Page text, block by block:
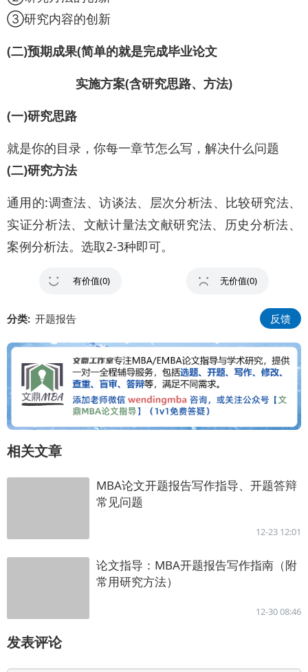
③研究内容的创新
(二)预期成果(简单的就是完成毕业论文
实施方案(含研究思路、方法)
(一)研究思路
就是你的目录，你每一章节怎么写，解决什么问题
(二)研究方法
通用的:调查法、访谈法、层次分析法、比较研究法、
实证分析法、文献计量法文献研究法、历史分析法、
案例分析法。选取2-3种即可。
有价值(0) 无价值(0)
分类: 开题报告 反馈
相关文章
MBA论文开题报告写作指导、开题答辩
常见问题
12-23 12:01
论文指导：MBA开题报告写作指南（附
常用研究方法）
12-30 08:46
发表评论